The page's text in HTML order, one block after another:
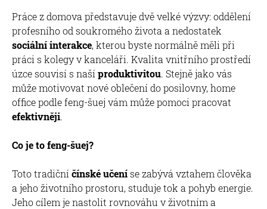
Práce z domova představuje dvě velké výzvy: oddělení
profesního od soukromého života a nedostatek
sociální interakce, kterou byste normálně měli při
práci s kolegy v kanceláři. Kvalita vnitřního prostředí
úzce souvisí s naší produktivitou. Stejně jako vás
může motivovat nové oblečení do posilovny, home
office podle feng-šuej vám může pomoci pracovat
efektivněji.
Co je to feng-šuej?
Toto tradiční čínské učeníse zabývá vztahem člověka
a jeho životního prostoru, studuje tok a pohyb energie.
Jeho cílem je nastolit rovnováhu v životním a